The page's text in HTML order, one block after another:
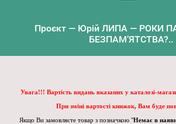
Проєкт — Юрій ЛИПА — РОКИ
БЕЗПАМ’ЯТСТВА?..
Увага!!! Вартість видань вказаних у каталозі-
При зміні вартості книжок, Вам буде
Якщо Ви замовляєте товар з позначкою "Немає в